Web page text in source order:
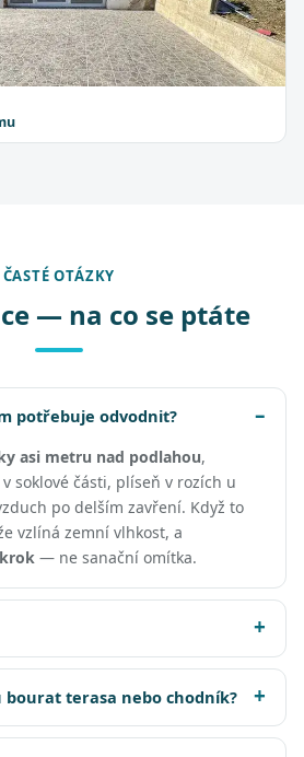
ČASTÉ OTÁZKY
— na co se ptáte
potřebuje odvodnit?
asi metru nad podlahou,
soklové části, plíseň v rozích u
po delším zavření. Když to
vzlíná zemní vlhkost, a
— ne sanační omítka.
bourat terasa nebo chodník?